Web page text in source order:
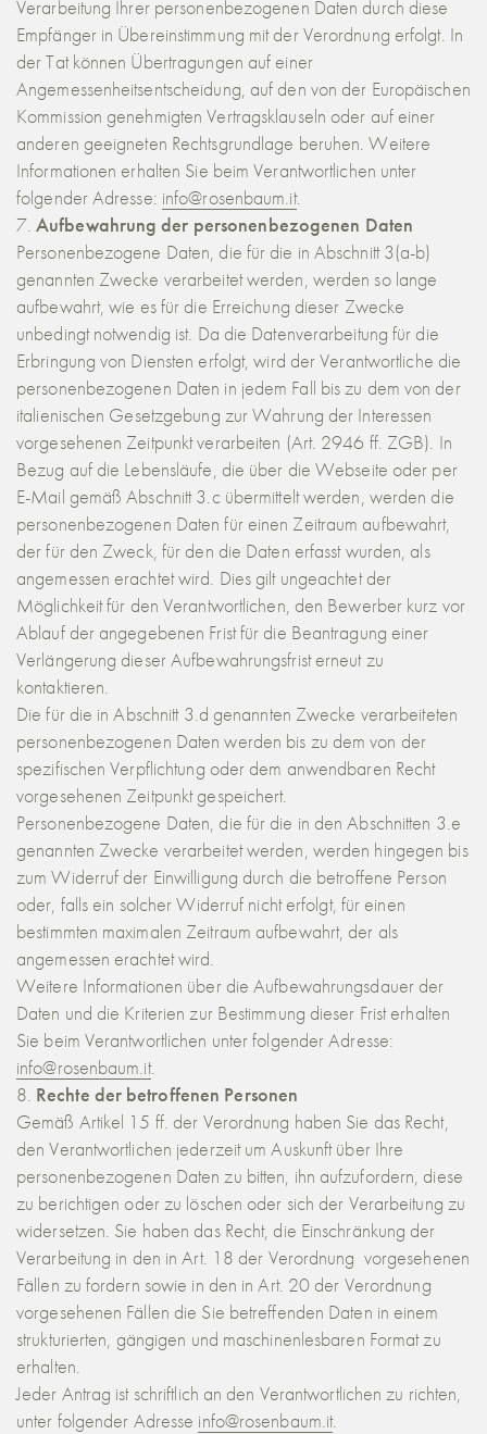
Verarbeitung Ihrer personenbezogenen Daten durch diese
Empfänger in Übereinstimmung mit der Verordnung erfolgt. In
der Tat können Übertragungen auf einer
Angemessenheitsentscheidung, auf den von der Europäischen
Kommission genehmigten Vertragsklauseln oder auf einer
anderen geeigneten Rechtsgrundlage beruhen. Weitere
Informationen erhalten Sie beim Verantwortlichen unter
folgender Adresse: info@rosenbaum.it.
Aufbewahrung der personenbezogenen Daten
Personenbezogene Daten, die für die in Abschnitt 3(a-b)
genannten Zwecke verarbeitet werden, werden so lange
aufbewahrt, wie es für die Erreichung dieser Zwecke
unbedingt notwendig ist. Da die Datenverarbeitung für die
Erbringung von Diensten erfolgt, wird der Verantwortliche die
personenbezogenen Daten in jedem Fall bis zu dem von der
italienischen Gesetzgebung zur Wahrung der Interessen
vorgesehenen Zeitpunkt verarbeiten (Art. 2946 ff. ZGB). In
Bezug auf die Lebensläufe, die über die Webseite oder per
E-Mail gemäß Abschnitt 3.c übermittelt werden, werden die
personenbezogenen Daten für einen Zeitraum aufbewahrt,
der für den Zweck, für den die Daten erfasst wurden, als
angemessen erachtet wird. Dies gilt ungeachtet der
Möglichkeit für den Verantwortlichen, den Bewerber kurz vor
Ablauf der angegebenen Frist für die Beantragung einer
Verlängerung dieser Aufbewahrungsfrist erneut zu
kontaktieren.
Die für die in Abschnitt 3.d genannten Zwecke verarbeiteten
personenbezogenen Daten werden bis zu dem von der
spezifischen Verpflichtung oder dem anwendbaren Recht
vorgesehenen Zeitpunkt gespeichert.
Personenbezogene Daten, die für die in den Abschnitten 3.e
genannten Zwecke verarbeitet werden, werden hingegen bis
zum Widerruf der Einwilligung durch die betroffene Person
oder, falls ein solcher Widerruf nicht erfolgt, für einen
bestimmten maximalen Zeitraum aufbewahrt, der als
angemessen erachtet wird.
Weitere Informationen über die Aufbewahrungsdauer der
Daten und die Kriterien zur Bestimmung dieser Frist erhalten
Sie beim Verantwortlichen unter folgender Adresse:
info@rosenbaum.it.
Rechte der betroffenen Personen
Gemäß Artikel 15 ff. der Verordnung haben Sie das Recht,
den Verantwortlichen jederzeit um Auskunft über Ihre
personenbezogenen Daten zu bitten, ihn aufzufordern, diese
zu berichtigen oder zu löschen oder sich der Verarbeitung zu
widersetzen. Sie haben das Recht, die Einschränkung der
Verarbeitung in den in Art. 18 der Verordnung vorgesehenen
Fällen zu fordern sowie in den in Art. 20 der Verordnung
vorgesehenen Fällen die Sie betreffenden Daten in einem
strukturierten, gängigen und maschinenlesbaren Format zu
erhalten.
Jeder Antrag ist schriftlich an den Verantwortlichen zu richten,
unter folgender Adresse info@rosenbaum.it.